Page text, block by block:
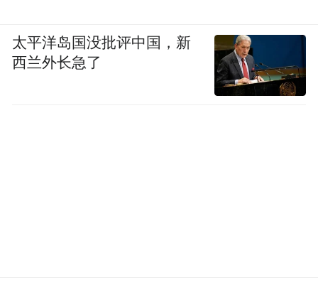
太平洋岛国没批评中国，新
西兰外长急了